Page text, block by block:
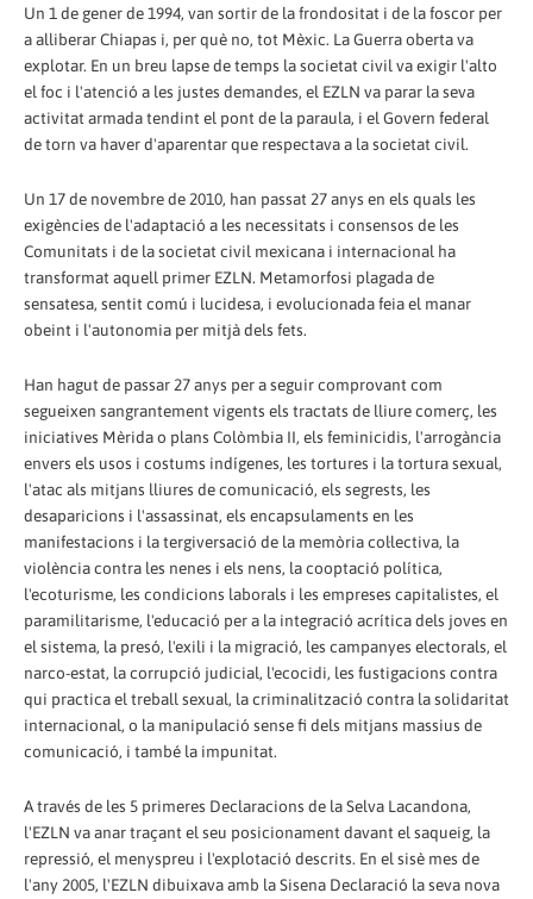
Un 1 de gener de 1994, van sortir de la frondositat i de la foscor per
a alliberar Chiapas i, per què no, tot Mèxic. La Guerra oberta va
explotar. En un breu lapse de temps la societat civil va exigir l'alto
el foc i l'atenció a les justes demandes, el EZLN va parar la seva
activitat armada tendint el pont de la paraula, i el Govern federal
de torn va haver d'aparentar que respectava a la societat civil.
Un 17 de novembre de 2010, han passat 27 anys en els quals les
exigències de l'adaptació a les necessitats i consensos de les
Comunitats i de la societat civil mexicana i internacional ha
transformat aquell primer EZLN. Metamorfosi plagada de
sensatesa, sentit comú i lucidesa, i evolucionada feia el manar
obeint i l'autonomia per mitjà dels fets.
Han hagut de passar 27 anys per a seguir comprovant com
segueixen sangrantement vigents els tractats de lliure comerç, les
iniciatives Mèrida o plans Colòmbia II, els feminicidis, l'arrogància
envers els usos i costums indígenes, les tortures i la tortura sexual,
l'atac als mitjans lliures de comunicació, els segrests, les
desaparicions i l'assassinat, els encapsulaments en les
manifestacions i la tergiversació de la memòria col·lectiva, la
violència contra les nenes i els nens, la cooptació política,
l'ecoturisme, les condicions laborals i les empreses capitalistes, el
paramilitarisme, l'educació per a la integració acrítica dels joves en
el sistema, la presó, l'exili i la migració, les campanyes electorals, el
narco-estat, la corrupció judicial, l'ecocidi, les fustigacions contra
qui practica el treball sexual, la criminalització contra la solidaritat
internacional, o la manipulació sense fi dels mitjans massius de
comunicació, i també la impunitat.
A través de les 5 primeres Declaracions de la Selva Lacandona,
l'EZLN va anar traçant el seu posicionament davant el saqueig, la
repressió, el menyspreu i l'explotació descrits. En el sisè mes de
l'any 2005, l'EZLN dibuixava amb la Sisena Declaració la seva nova